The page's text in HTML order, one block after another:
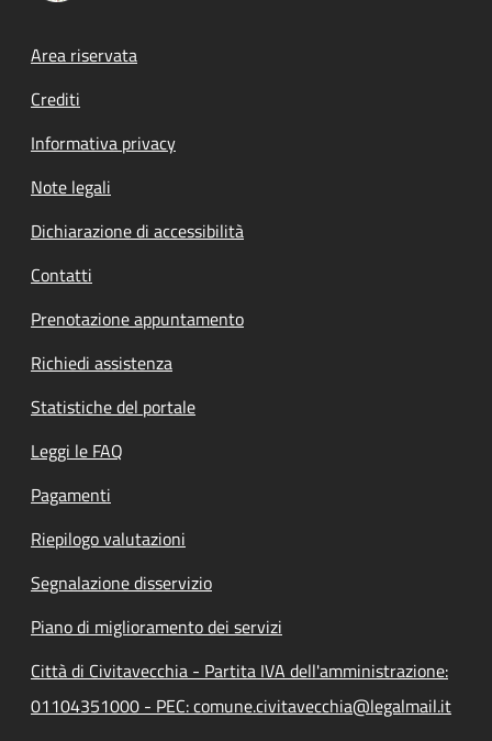
Footer menu
Area riservata
Crediti
Informativa privacy
Note legali
Dichiarazione di accessibilità
Contatti
Prenotazione appuntamento
Richiedi assistenza
Statistiche del portale
Leggi le FAQ
Pagamenti
Riepilogo valutazioni
Segnalazione disservizio
Piano di miglioramento dei servizi
Città di Civitavecchia - Partita IVA dell'amministrazione:
01104351000 - PEC: comune.civitavecchia@legalmail.it